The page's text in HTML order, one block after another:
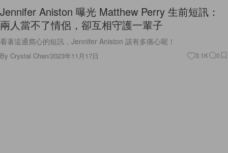
Jennifer Aniston 曝光 Matthew Perry 生前短訊：
兩人當不了情侶，卻互相守護一輩子
看著這通窩心的短訊，Jennifer Aniston 該有多痛心呢！
By Crystal Chan/2023年11月17日 3.1K 0